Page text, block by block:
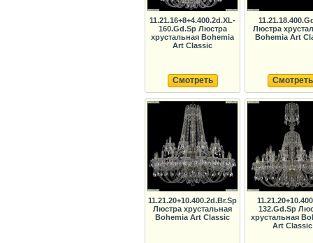
11.21.16+8+4.400.2d.XL-
160.Gd.Sp Люстра
хрустальная Bohemia
Art Classic
Смотреть
Люстра
Bohemia Art
Смотреть
11.21.20+10.400.2d.Br.Sp
Люстра хрустальная
Bohemia Art Classic
132.Gd.Sp
хрустальная
Art Classic